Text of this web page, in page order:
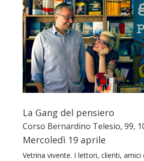
La Gang del pensiero
Corso Bernardino Telesio, 99,
Mercoledì 19 aprile
Vetrina vivente. I lettori, clienti, amici